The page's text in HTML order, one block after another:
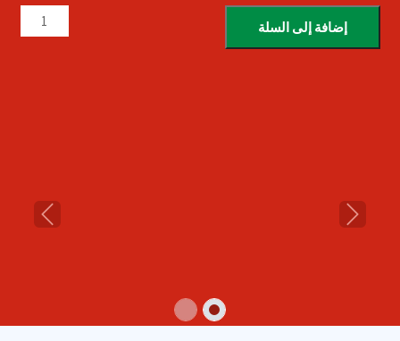
إضافة إلى السلة
Next